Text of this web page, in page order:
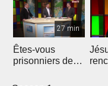
27 min
Êtes-vous
prisonniers de